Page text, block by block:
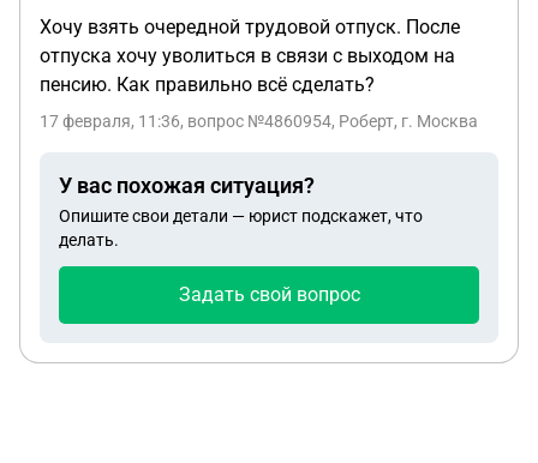
одобряет мне одной не всю сумму)? Прошу
написать ответ на все 3 вопроса.
Хочу взять очередной трудовой отпуск. После
отпуска хочу уволиться в связи с выходом на
пенсию. Как правильно всё сделать?
17 февраля, 11:36, вопрос №4860954, Роберт, г. Москва
У вас похожая ситуация?
Опишите свои детали — юрист подскажет, что
делать.
Задать свой вопрос